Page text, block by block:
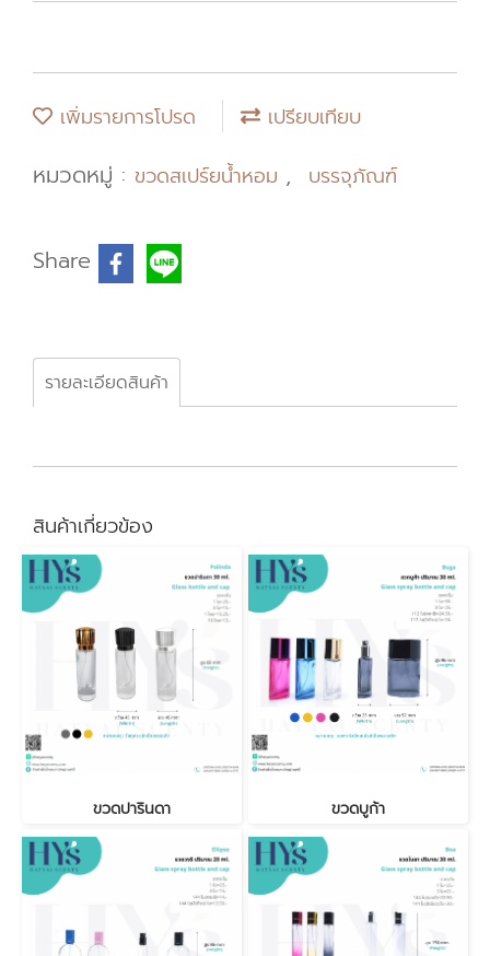
เพิ่มรายการโปรด เปรียบเทียบ
หมวดหมู่ : ขวดสเปร์ยน้ำหอม , บรรจุภัณฑ์
Share
รายละเอียดสินค้า
สินค้าเกี่ยวข้อง
ขวดปารินดา ขวดบูก้า